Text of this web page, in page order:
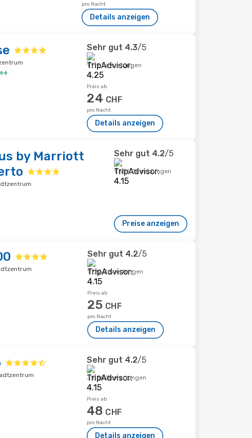
pro Nacht
Details anzeigen
Sehr gut 4.3/5
1'712 Bewertungen
Preis ab
24 CHF
pro Nacht
Details anzeigen
by Marriott
Sehr gut 4.2/5
1'356 Bewertungen
Preise anzeigen
Sehr gut 4.2/5
1'722 Bewertungen
Preis ab
25 CHF
pro Nacht
Details anzeigen
Sehr gut 4.2/5
3'538 Bewertungen
Preis ab
48 CHF
pro Nacht
Details anzeigen